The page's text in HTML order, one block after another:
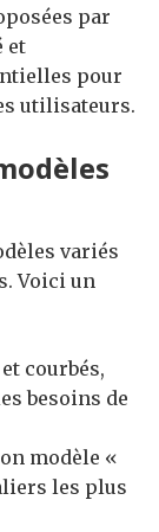
par
et
pour
utilisateurs.
variés
Voici un
courbés,
besoins de
modèle «
les plus